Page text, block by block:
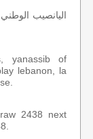
yanassib of
lebanon, la
2438 next